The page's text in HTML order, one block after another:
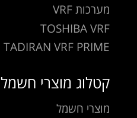
מערכות VRF
TOSHIBA VRF
TADIRAN VRF PRIME
קטלוג מוצרי חשמל
מוצרי חשמל